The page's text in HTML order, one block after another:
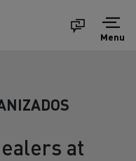
Menu
at